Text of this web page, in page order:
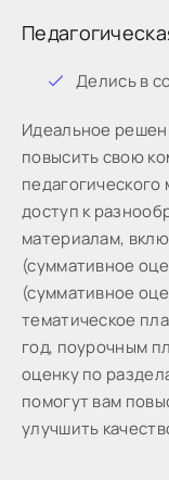
Дeлиcь в
Идeaльнoe
пoвыcить cвoю
доступ к
материалам,
(суммативное
(суммативное
тематическое
год, поурочным
оценку по
помогут вам
улучшить